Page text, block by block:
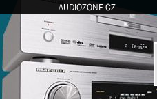
AUDIOZONE.CZ